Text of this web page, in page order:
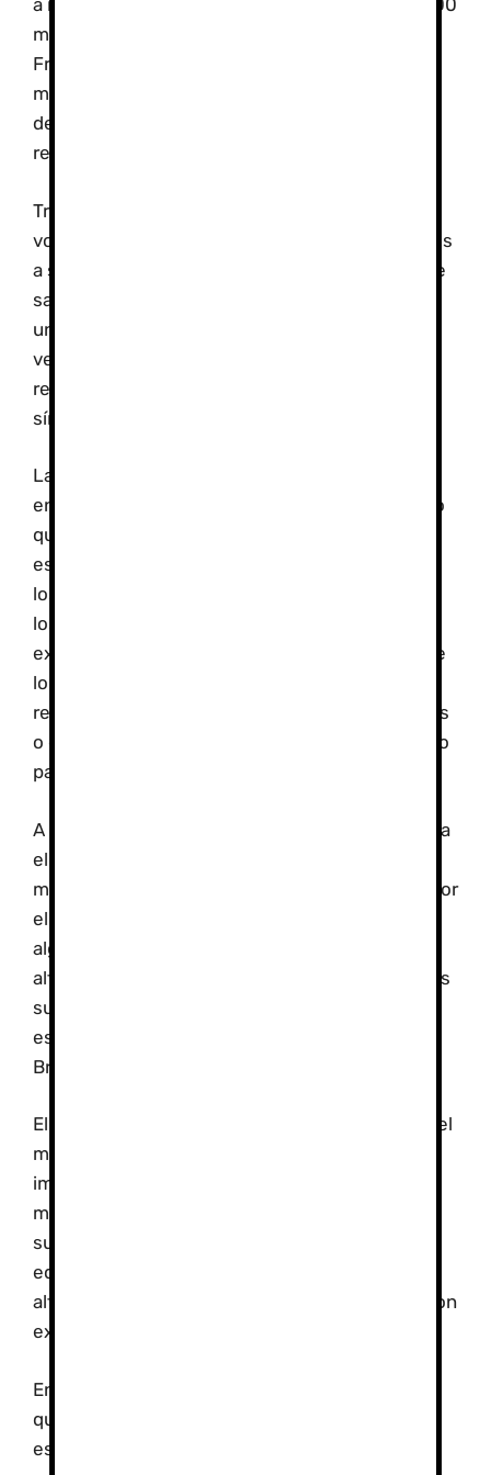
a nivel del mar, para después hacerlo a casi 4.000
metros de altitud en la zona de Los Alpes en
Francia. Tras un periodo de cuatro horas, se
midieron nuevamente los niveles de saturación
de oxígeno y se realizó un ultrasonido para
revisar las funciones cardíacas.
Tras pasar 24 horas en altitud, 13 de los 34
voluntarios presentaron síntomas de moderados
a severos. Estos tenían los niveles más bajos de
saturación de oxígeno y el ultrasonido mostró
una mala función en la habilidad sistólica del
ventrículo derecho. Estos cambios no se
registraron en el grupo que no experimentó
síntomas de mal de altura.
La jefa del estudio, Rosa María Bruno, apuntaba
en la presentación de los resultados del estudio
que “si se confirman estos resultados en
estudios más amplios, será posible identificar a
los individuos vulnerables. Así podremos limitar
los medicamentos (y efectos secundarios)
exclusivamente a aquellos que verdaderamente
lo necesiten, y les podremos ofrecer consejo y
recomendaciones como evitar grandes altitudes
o destinar más tiempo en el proceso de ascenso
para permitir que haya una mejor aclimatación”.
A pesar del avance que esto podría suponer para
el mundo de la alta montaña, todavía quedan
muchas incógnitas relativas a esta afección; «por
el momento no sabemos exactamente por qué
algunas personas se pueden adaptar bien a las
alturas y otras no, o cómo identificar a individuos
susceptibles en la que se puede aplicar
estrategias preventivas», afirmó Rosa María
Bruno.
El único pero que tiene esta prueba es que por el
momento, para que sea efectiva, es
imprescindible que el sujeto de estudie pase al
menos cuatro horas expuesto a una altitud
superior a los 2.500 metros, si bien desde el
equipo de investigación ya trabajan para que la
altitud vaya disminuyendo y que sea efectiva con
exposiciones a menor altitud.
En Sierra Nevada no hay mucha altura, pero si
que podemos sufrir los primeros síntomas de
este mal de los montañeros.